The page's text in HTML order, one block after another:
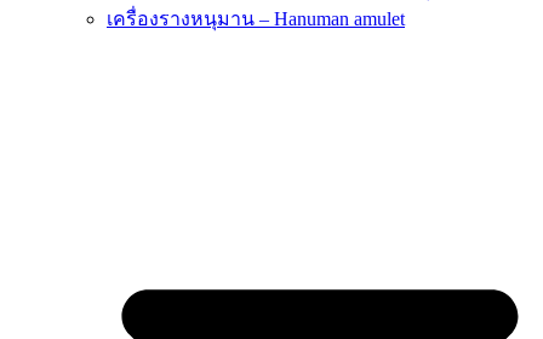
เครื่องรางหนุมาน – Hanuman amulet